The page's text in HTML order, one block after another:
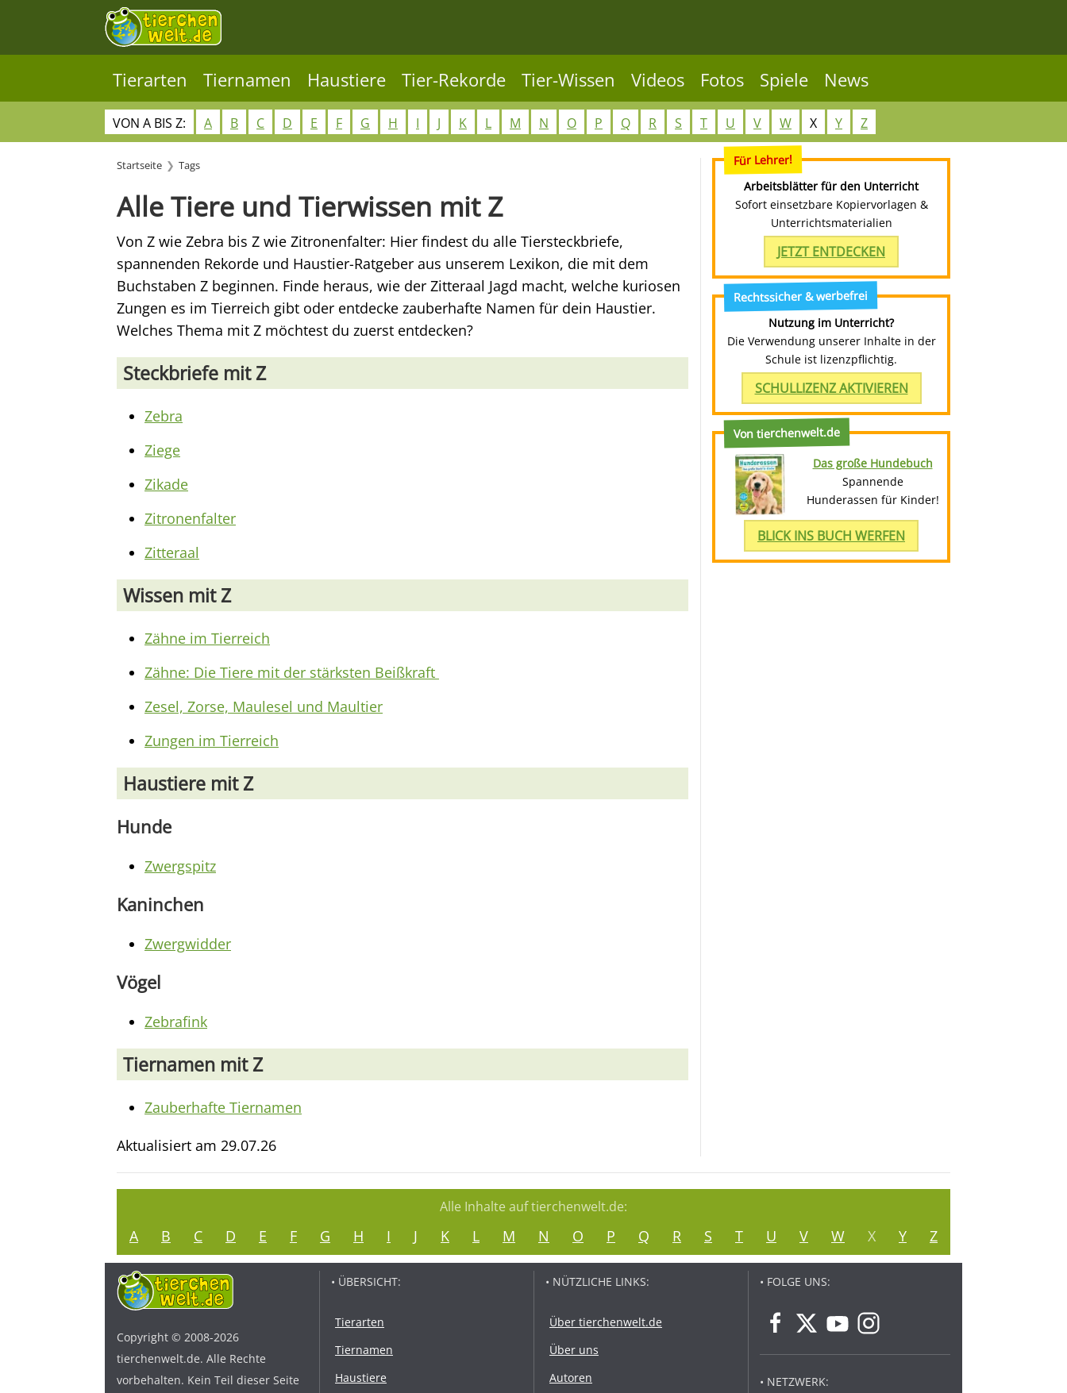
Tierarten Tiernamen Haustiere Tier-Rekorde Tier-Wissen Videos Fotos Spiele News
VON A BIS Z: A B C D E F G H I J K L M N O P Q R S T U V W X Y Z
Startseite Tags
Alle Tiere und Tierwissen mit Z
Von Z wie Zebra bis Z wie Zitronenfalter: Hier findest du alle Tiersteckbriefe,
spannenden Rekorde und Haustier-Ratgeber aus unserem Lexikon, die mit dem
Buchstaben Z beginnen. Finde heraus, wie der Zitteraal Jagd macht, welche kuriosen
Zungen es im Tierreich gibt oder entdecke zauberhafte Namen für dein Haustier.
Welches Thema mit Z möchtest du zuerst entdecken?
Steckbriefe mit Z
Zebra
Ziege
Zikade
Zitronenfalter
Zitteraal
Wissen mit Z
Zähne im Tierreich
Zähne: Die Tiere mit der stärksten Beißkraft
Zesel, Zorse, Maulesel und Maultier
Zungen im Tierreich
Haustiere mit Z
Hunde
Zwergspitz
Kaninchen
Zwergwidder
Vögel
Zebrafink
Tiernamen mit Z
Zauberhafte Tiernamen
Aktualisiert am 29.07.26
Für Lehrer!
Arbeitsblätter für den Unterricht
Sofort einsetzbare Kopiervorlagen &
Unterrichtsmaterialien
JETZT ENTDECKEN
Rechtssicher & werbefrei
Nutzung im Unterricht?
Die Verwendung unserer Inhalte in der
Schule ist lizenzpflichtig.
SCHULLIZENZ AKTIVIEREN
Von tierchenwelt.de
Das große Hundebuch
Spannende
Hunderassen für Kinder!
BLICK INS BUCH WERFEN
Alle Inhalte auf tierchenwelt.de:
A B C D E F G H I J K L M N O P Q R S T U V W X Y Z
Copyright © 2008-2026
tierchenwelt.de. Alle Rechte
vorbehalten. Kein Teil dieser Seite
• ÜBERSICHT:
Tierarten
Tiernamen
Haustiere
• NÜTZLICHE LINKS:
Über tierchenwelt.de
Über uns
Autoren
• FOLGE UNS:
• NETZWERK: